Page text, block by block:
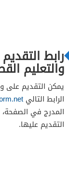
رابط
والتعليم
يمكن التقديم على
الرابط التالي
المدرج في الصفحة،
التقديم عليها.